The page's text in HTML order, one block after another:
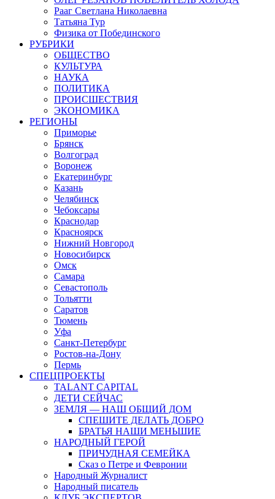
Рааг Светлана Николаевна
Татьяна Тур
Физика от Побединского
РУБРИКИ
ОБЩЕСТВО
КУЛЬТУРА
НАУКА
ПОЛИТИКА
ПРОИСШЕСТВИЯ
ЭКОНОМИКА
РЕГИОНЫ
Приморье
Брянск
Волгоград
Воронеж
Екатеринбург
Казань
Челябинск
Чебоксары
Краснодар
Красноярск
Нижний Новгород
Новосибирск
Омск
Самара
Севастополь
Тольятти
Саратов
Тюмень
Уфа
Санкт-Петербург
Ростов-на-Дону
Пермь
СПЕЦПРОЕКТЫ
TALANT CAPITAL
ДЕТИ СЕЙЧАС
ЗЕМЛЯ — НАШ ОБЩИЙ ДОМ
СПЕШИТЕ ДЕЛАТЬ ДОБРО
БРАТЬЯ НАШИ МЕНЬШИЕ
НАРОДНЫЙ ГЕРОЙ
ПРИЧУДНАЯ СЕМЕЙКА
Сказ о Петре и Февронии
Народный Журналист
Народный писатель